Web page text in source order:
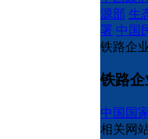
源部 生
署 中国
铁路企
铁路企
中国国
相关网